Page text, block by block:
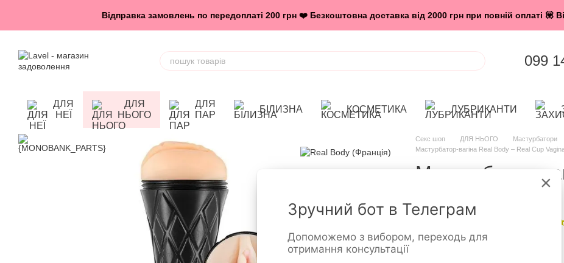
Відправка замовлень по передоплаті 200 грн ❤️ Безкоштовна доставка від 2000 грн при повній оплаті 💟
099
ДЛЯ
НЕЇ
ДЛЯ
НЬОГО
ДЛЯ
ПАР
БІЛИЗНА КОСМЕТИКА ЛУБРИКАНТИ
Секс шоп ДЛЯ НЬОГО Мастурбатори
Мастурбатор-вагіна Real Body – Real Cup
Мастурбатор-
Зручний бот в Телеграм
Допоможемо з вибором, переходь для
отримання консультації
×